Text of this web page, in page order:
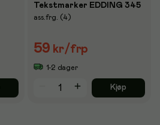
Tekstmarker EDDING 345
ass.frg. (4)
59 kr/frp
1-2 dager
Kjøp